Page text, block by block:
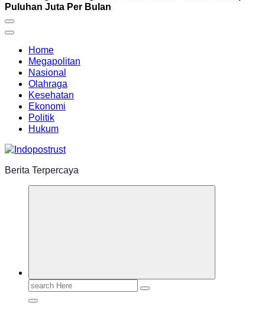
Puluhan Juta Per Bulan
Home
Megapolitan
Nasional
Olahraga
Kesehatan
Ekonomi
Politik
Hukum
Berita Terpercaya
Search